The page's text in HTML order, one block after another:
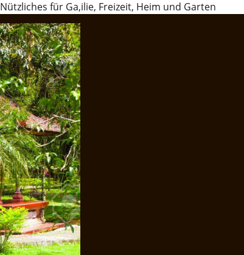
Nützliches für Ga,ilie, Freizeit, Heim und Garten